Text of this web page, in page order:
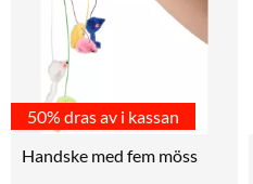
50% dras av i kassan
Handske med fem möss